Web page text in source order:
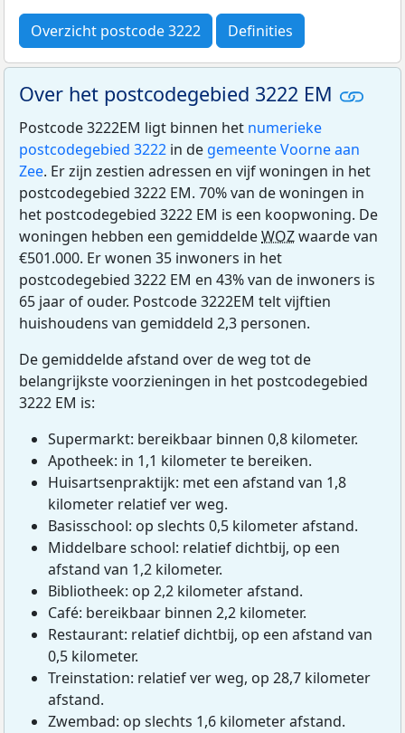
Overzicht postcode 3222 Definities
Over het postcodegebied 3222 EM
Postcode 3222EM ligt binnen het numerieke
postcodegebied 3222 in de gemeente Voorne aan
Zee. Er zijn zestien adressen en vijf woningen in het
postcodegebied 3222 EM. 70% van de woningen in
het postcodegebied 3222 EM is een koopwoning. De
woningen hebben een gemiddeldeWOZwaarde van
€501.000. Er wonen 35 inwoners in het
postcodegebied 3222 EM en 43% van de inwoners is
65 jaar of ouder. Postcode 3222EM telt vijftien
huishoudens van gemiddeld 2,3 personen.
De gemiddelde afstand over de weg tot de
belangrijkste voorzieningen in het postcodegebied
3222 EM is:
Supermarkt: bereikbaar binnen 0,8 kilometer.
Apotheek: in 1,1 kilometer te bereiken.
Huisartsenpraktijk: met een afstand van 1,8
kilometer relatief ver weg.
Basisschool: op slechts 0,5 kilometer afstand.
Middelbare school: relatief dichtbij, op een
afstand van 1,2 kilometer.
Bibliotheek: op 2,2 kilometer afstand.
Café: bereikbaar binnen 2,2 kilometer.
Restaurant: relatief dichtbij, op een afstand van
0,5 kilometer.
Treinstation: relatief ver weg, op 28,7 kilometer
afstand.
Zwembad: op slechts 1,6 kilometer afstand.